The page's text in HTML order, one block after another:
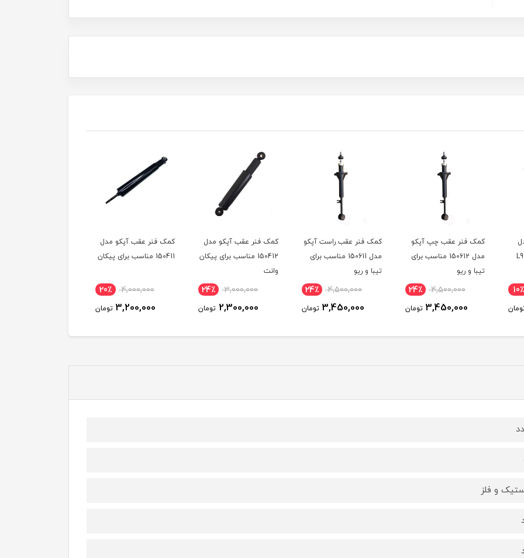
10٪
کمک فنر عقب چپ آپکو
مدل 150612 مناسب برای
تیبا و ریو
4,500,000 24٪
3,450,000 تومان
کمک فنر عقب راست آپکو
مدل 150611 مناسب برای
تیبا و ریو
4,500,000 24٪
3,450,000 تومان
کمک فنر عقب آپکو مدل
150412 مناسب برای پیکان
وانت
3,000,000 24٪
2,300,000 تومان
کمک فنر عقب آپکو مدل
150411 مناسب برای پیکان
4,000,000 20٪
3,200,000 تومان
و فلز